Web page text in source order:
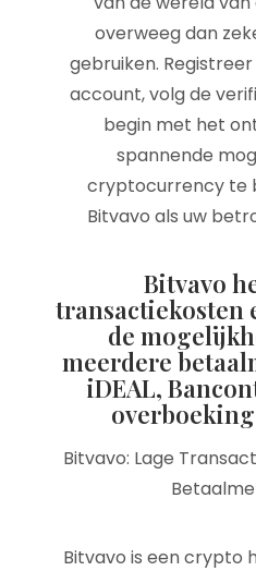
overweeg dan
gebruiken.
account, volg de
begin met het
spannende
cryptocurrency te
Bitvavo als uw
Bitvavo
transactiekosten
de
meerdere
iDEAL,
Bitvavo: Lage
Bitvavo is een crypto